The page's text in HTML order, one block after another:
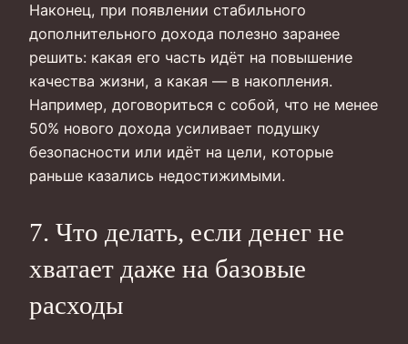
Наконец, при появлении стабильного
дополнительного дохода полезно заранее
решить: какая его часть идёт на повышение
качества жизни, а какая — в накопления.
Например, договориться с собой, что не менее
50% нового дохода усиливает подушку
безопасности или идёт на цели, которые
раньше казались недостижимыми.
7. Что делать, если денег не
хватает даже на базовые
расходы